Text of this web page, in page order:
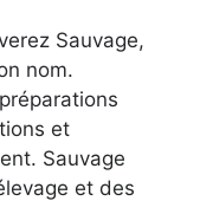
Sauvage,
nom.
et
Sauvage
et des